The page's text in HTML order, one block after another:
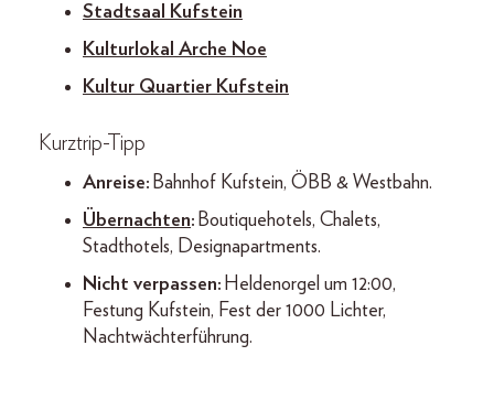
Stadtsaal Kufstein
Kulturlokal Arche Noe
Kultur Quartier Kufstein
Kurztrip-Tipp
Anreise: Bahnhof Kufstein, ÖBB & Westbahn.
Übernachten: Boutiquehotels, Chalets,
Stadthotels, Designapartments.
Nicht verpassen: Heldenorgel um 12:00,
Festung Kufstein, Fest der 1000 Lichter,
Nachtwächterführung.